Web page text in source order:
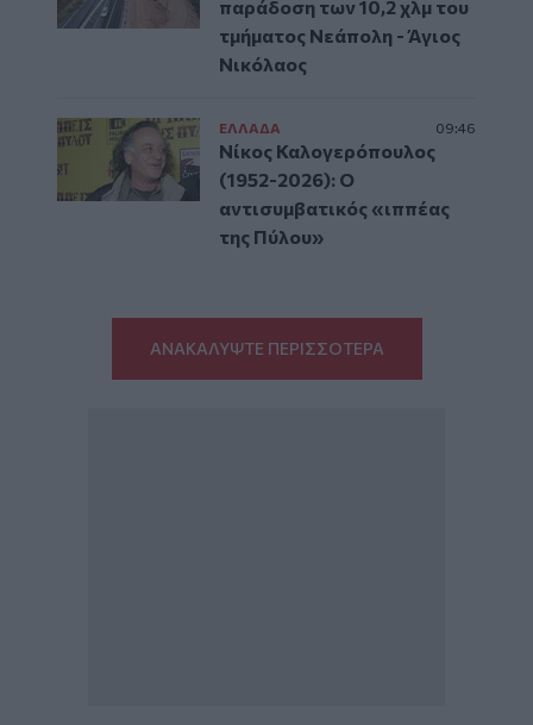
παράδοση των 10,2 χλμ του
τμήματος Νεάπολη - Άγιος
Νικόλαος
ΕΛΛAΔΑ 09:46
Νίκος Καλογερόπουλος
(1952-2026): O
αντισυμβατικός «ιππέας
της Πύλου»
ΑΝΑΚΑΛΥΨΤΕ ΠΕΡΙΣΣΟΤΕΡΑ